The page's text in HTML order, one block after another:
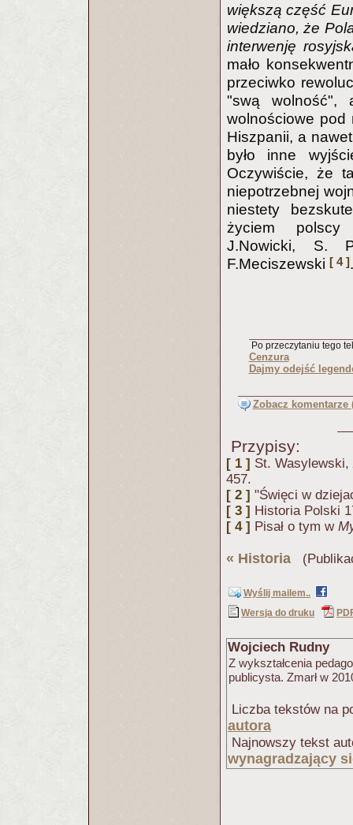
większą część
wiedziano, że
interwenję
mało
przeciwko
"swą wolność",
wolnościowe pod
Hiszpanii, a
było inne
Oczywiście, że
niepotrzebnej
niestety
życiem polscy
J.Nowicki, S.
F.Meciszewski [ 4 ].
Po przeczytaniu tego
Cenzura
Dajmy odejść
Zobacz komentarze
Przypisy:
[ 1 ] St. Wasylewski,
457.
[ 2 ] "Święci w
[ 3 ] Historia Polski
[ 4 ] Pisał o tym w
« Historia
Wyślij mailem..
Wersja do druku
Wojciech Rudny
Z wykształcenia
publicysta. Zmarł w
Liczba tekstów na
autora
Najnowszy tekst
wynagradzający